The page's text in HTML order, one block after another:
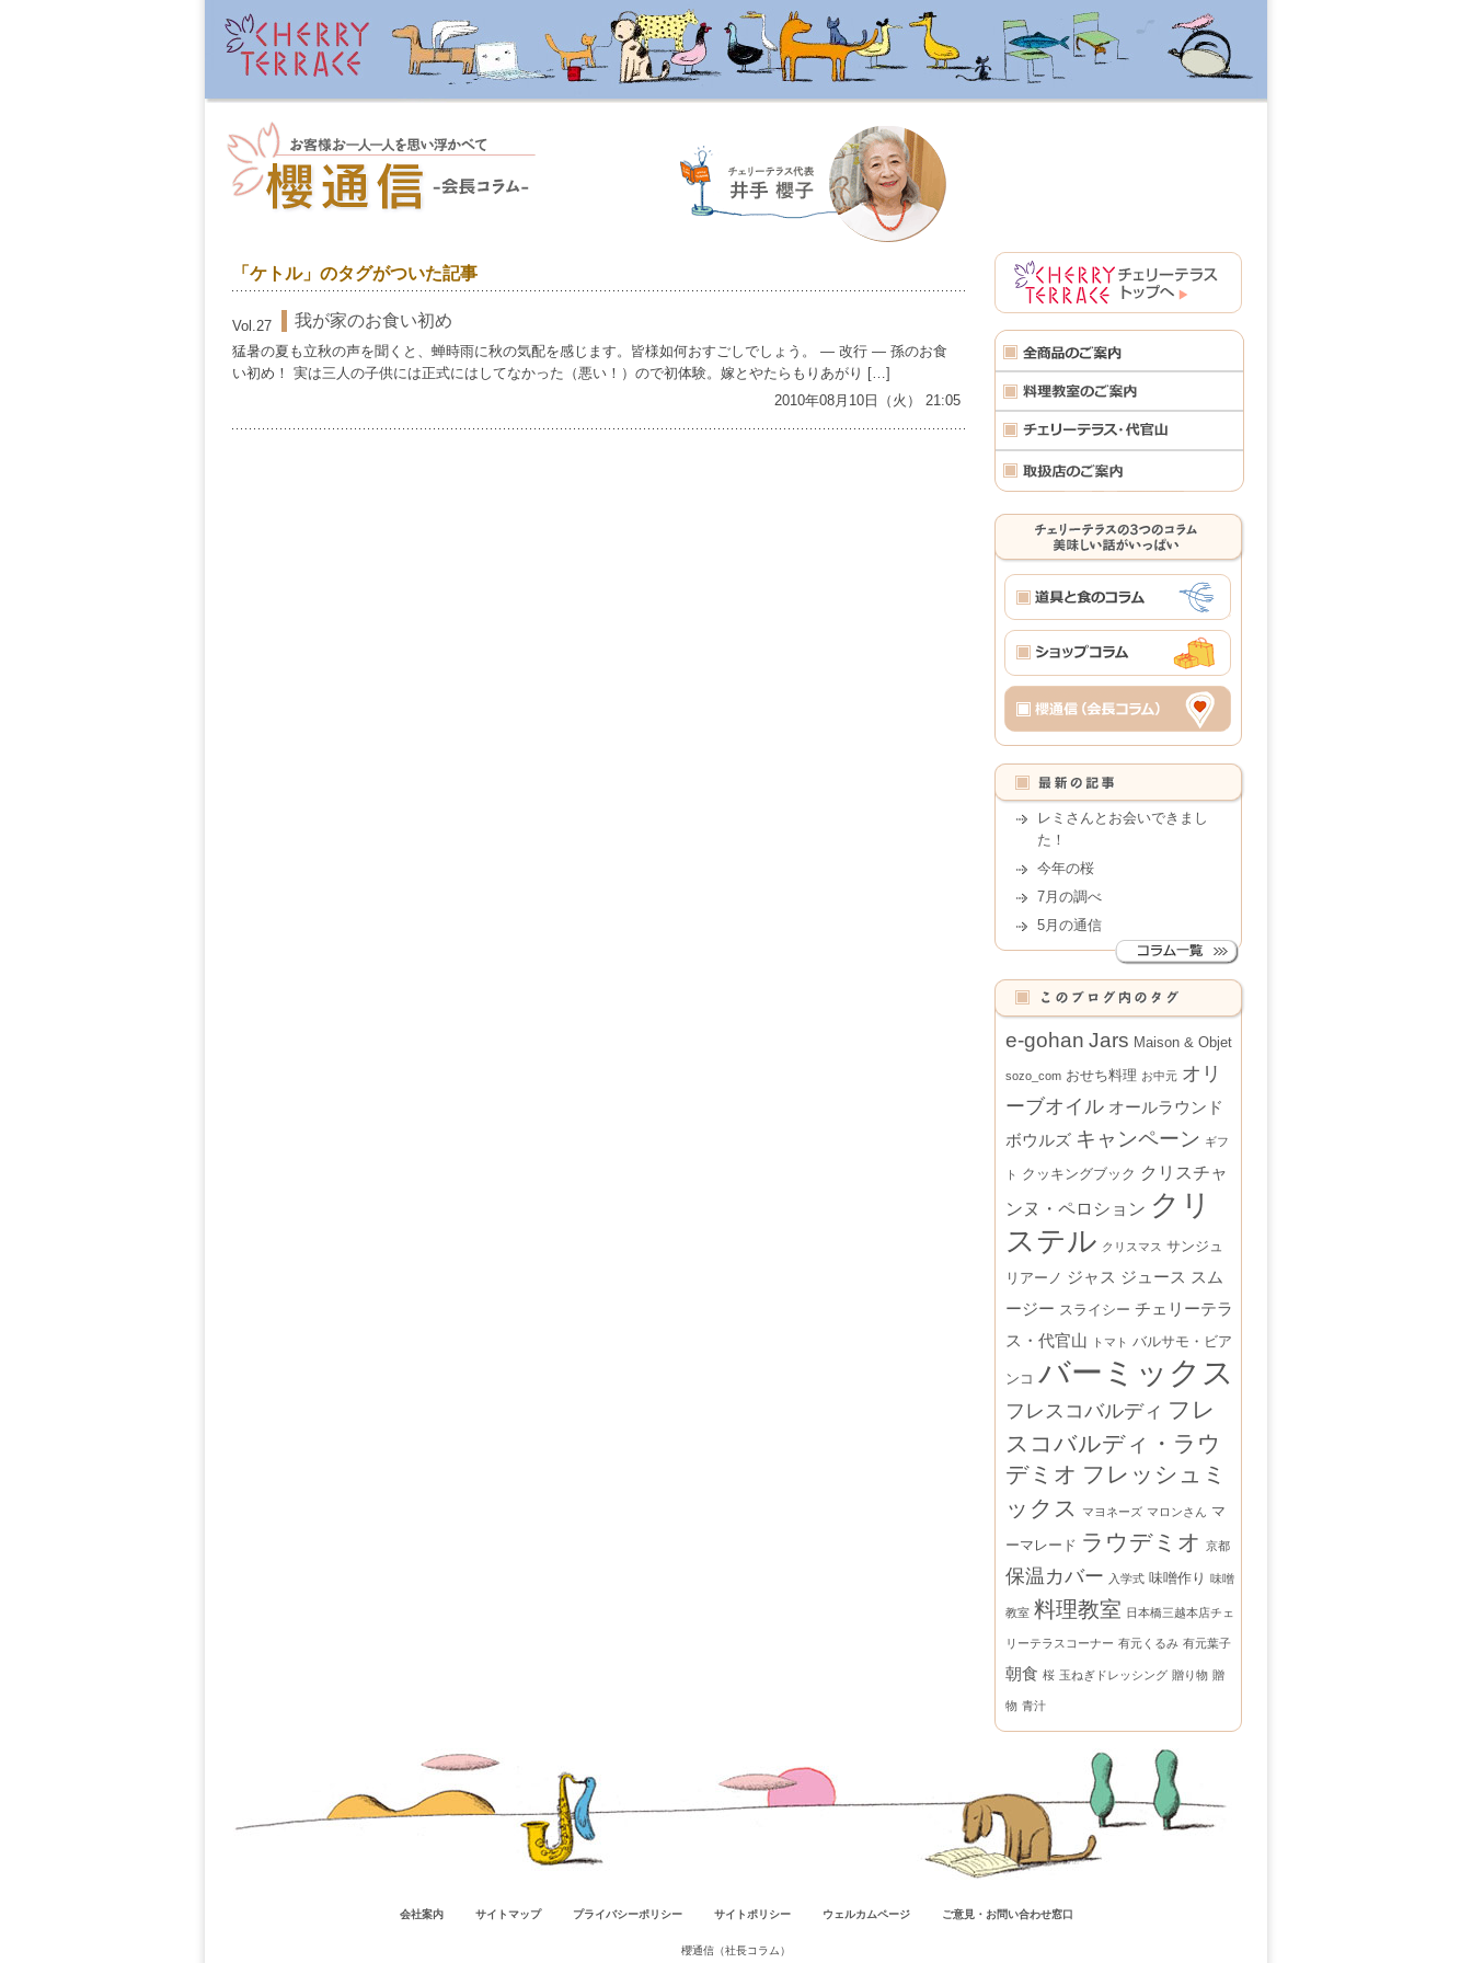
「ケトル」のタグがついた記事
Vol.27 我が家のお食い初め
猛暑の夏も立秋の声を聞くと、蝉時雨に秋の気配を感じます。皆様如何おすごしでしょう。 — 改行 — 孫のお食
い初め！ 実は三人の子供には正式にはしてなかった（悪い！）ので初体験。嫁とやたらもりあがり […]
2010年08月10日（火） 21:05
レミさんとお会いできまし
た！
今年の桜
7月の調べ
5月の通信
e-gohan Jars Maison & Objet
sozo_com おせち料理 お中元 オリ
ーブオイル オールラウンド
ボウルズ キャンペーン ギフ
ト クッキングブック クリスチャ
ンヌ・ペロション クリ
ステル クリスマス サンジュ
リアーノ ジャス ジュース スム
ージー スライシー チェリーテラ
ス・代官山
トマト バルサモ・ビア
ンコ バーミックス
フレスコバルディ フレ
スコバルディ・ラウ
デミオ フレッシュミ
ックス
マヨネーズ マロンさん マ
ーマレード ラウデミオ 京都
保温カバー 入学式 味噌作り 味噌
教室 料理教室 日本橋三越本店チェ
リーテラスコーナー 有元くるみ 有元葉子
朝食 桜 玉ねぎドレッシング 贈り物 贈
物 青汁
会社案内 サイトマップ プライバシーポリシー サイトポリシー ウェルカムページ ご意見・お問い合わせ窓口
櫻通信（社長コラム）